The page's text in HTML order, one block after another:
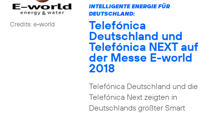
Credits: e-world
INTELLIGENTE ENERGIE FÜR
DEUTSCHLAND:
Telefónica
Deutschland und
Telefónica NEXT auf
der Messe E-world
2018
Telefónica Deutschland und die
Telefónica Next zeigten in
Deutschlands größter Smart